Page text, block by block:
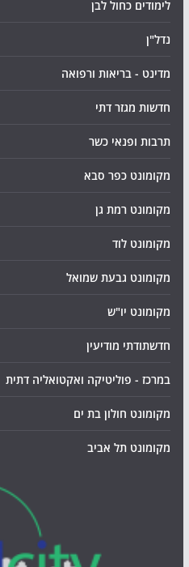
לימודים כחול לבן
נדל"ן
מדינט - בריאות ורפואה
חדשות מגזר דתי
תרבות ופנאי כשר
מקומונט כפר סבא
מקומונט רמת גן
מקומונט לוד
מקומונט גבעת שמואל
מקומונט יו"ש
חדשתודתי מודיעין
במרכז - פוליטיקה ואקטואליה דתית
מקומונט חולון בת ים
מקומונט תל אביב